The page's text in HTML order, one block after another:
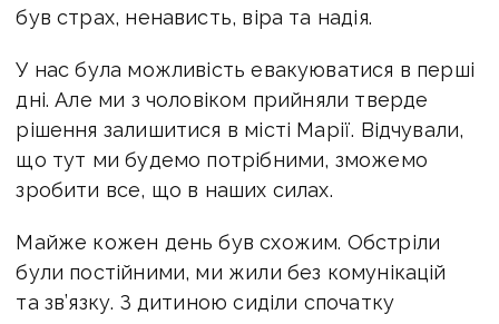
був страх, ненависть, віра та надія.
У нас була можливість евакуюватися в перші
дні. Але ми з чоловіком прийняли тверде
рішення залишитися в місті Марії. Відчували,
що тут ми будемо потрібними, зможемо
зробити все, що в наших силах.
Майже кожен день був схожим. Обстріли
були постійними, ми жили без комунікацій
та зв’язку. З дитиною сиділи спочатку